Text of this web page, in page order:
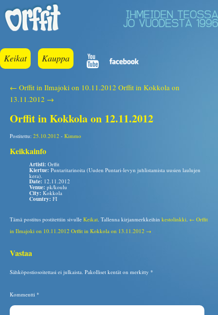
Keikat Kauppa
← Orffit in Ilmajoki on 10.11.2012 Orffit in Kokkola on
13.11.2012 →
Orffit in Kokkola on 12.11.2012
Postitettu: 25.10.2012 - Kimmo
Keikkainfo
Artisti: Orffit
Kiertue: Puntaritarinoita (Uuden Puntari-levyn juhlistamista uusien laulujen
kera).
Date: 12.11.2012
Venue: pk/koulu
City: Kokkola
Country: FI
Tämä postitus postitettiin sivulle Keikat . Tallenna kirjanmerkkeihin kestolinkki ← Orffit
in Ilmajoki on 10.11.2012 Orffit in Kokkola on 13.11.2012 →
Vastaa
Sähköpostiosoitettasi ei julkaista. Pakolliset kentät on merkitty *
Kommentti *